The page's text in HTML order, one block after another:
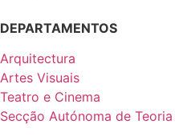
DEPARTAMENTOS
Arquitectura
Artes Visuais
Teatro e Cinema
Secção Autónoma de